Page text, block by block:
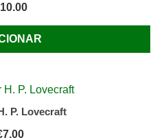
10.00
P. Lovecraft
7.00